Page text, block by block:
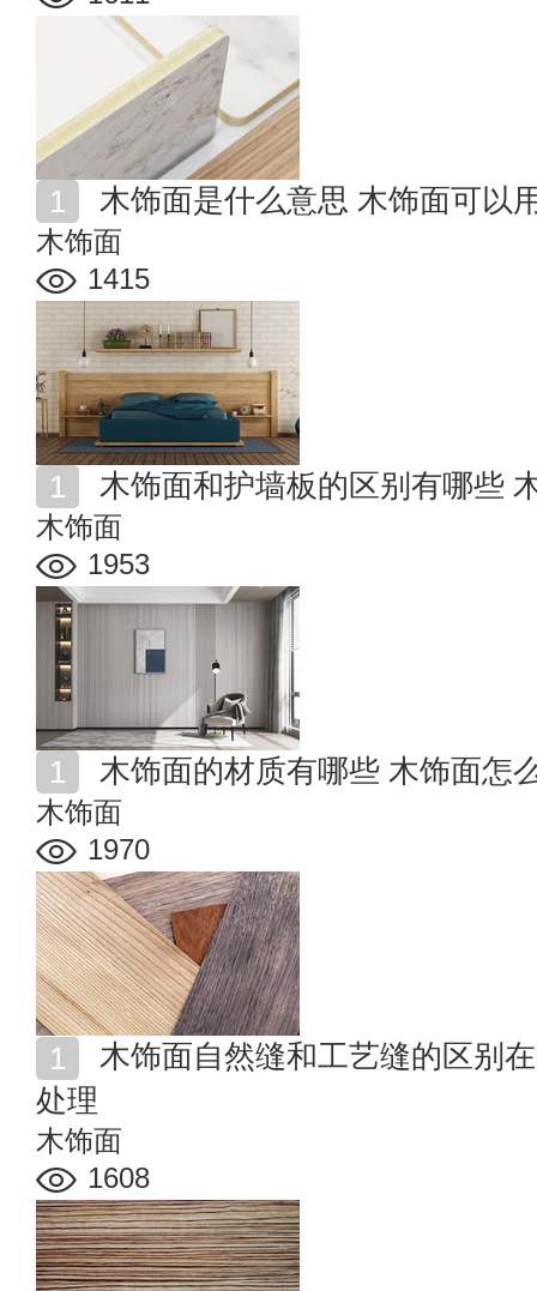
木饰面是什么意思 木饰面可以
木饰面
1415
木饰面和护墙板的区别有哪些
木饰面
1953
木饰面的材质有哪些 木饰面怎
木饰面
1970
处理
木饰面
1608